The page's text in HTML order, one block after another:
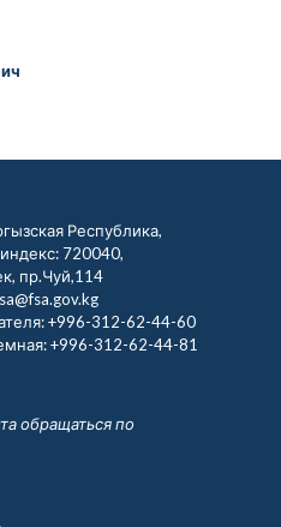
Республика,
720040,
пр.Чуй,114
+996-312-62-44-60
+996-312-62-44-81
обращаться по